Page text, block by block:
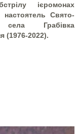
ієромонах
Свято-
Грабівка
(1976-2022).